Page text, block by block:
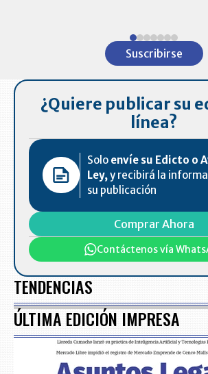
Suscribirse
¿Quiere publicar su
línea?
Solo envíe su Edicto o
Ley,y recibirá la
su publicación
Comprar Ahora
Contáctenos vía
TENDENCIAS
ÚLTIMA EDICIÓN IMPRESA